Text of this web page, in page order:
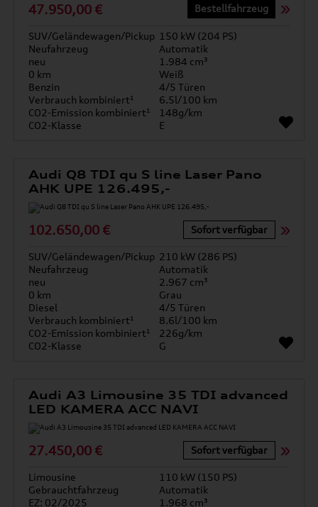
47.950,00 € Bestellfahrzeug
SUV/Geländewagen/Pickup 150 kW (204 PS)
Neufahrzeug
Automatik
neu
1.984 cm³
0 km
Weiß
Benzin
4/5 Türen
Verbrauch kombiniert¹
6.5l/100 km
CO2-Emission kombiniert¹
148g/km
CO2-Klasse
E
Audi Q8 TDI qu S line Laser Pano
AHK UPE 126.495,-
102.650,00 € Sofort verfügbar
SUV/Geländewagen/Pickup 210 kW (286 PS)
Neufahrzeug
Automatik
neu
2.967 cm³
0 km
Grau
Diesel
4/5 Türen
Verbrauch kombiniert¹
8.6l/100 km
CO2-Emission kombiniert¹
226g/km
CO2-Klasse
G
Audi A3 Limousine 35 TDI advanced
LED KAMERA ACC NAVI
27.450,00 € Sofort verfügbar
Limousine
110 kW (150 PS)
Gebrauchtfahrzeug
Automatik
EZ: 02/2025
1.968 cm³